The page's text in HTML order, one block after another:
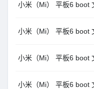
小米（Mi） 平板6 boot
小米（Mi） 平板6 boot
小米（Mi） 平板6 boot
小米（Mi） 平板6 boot